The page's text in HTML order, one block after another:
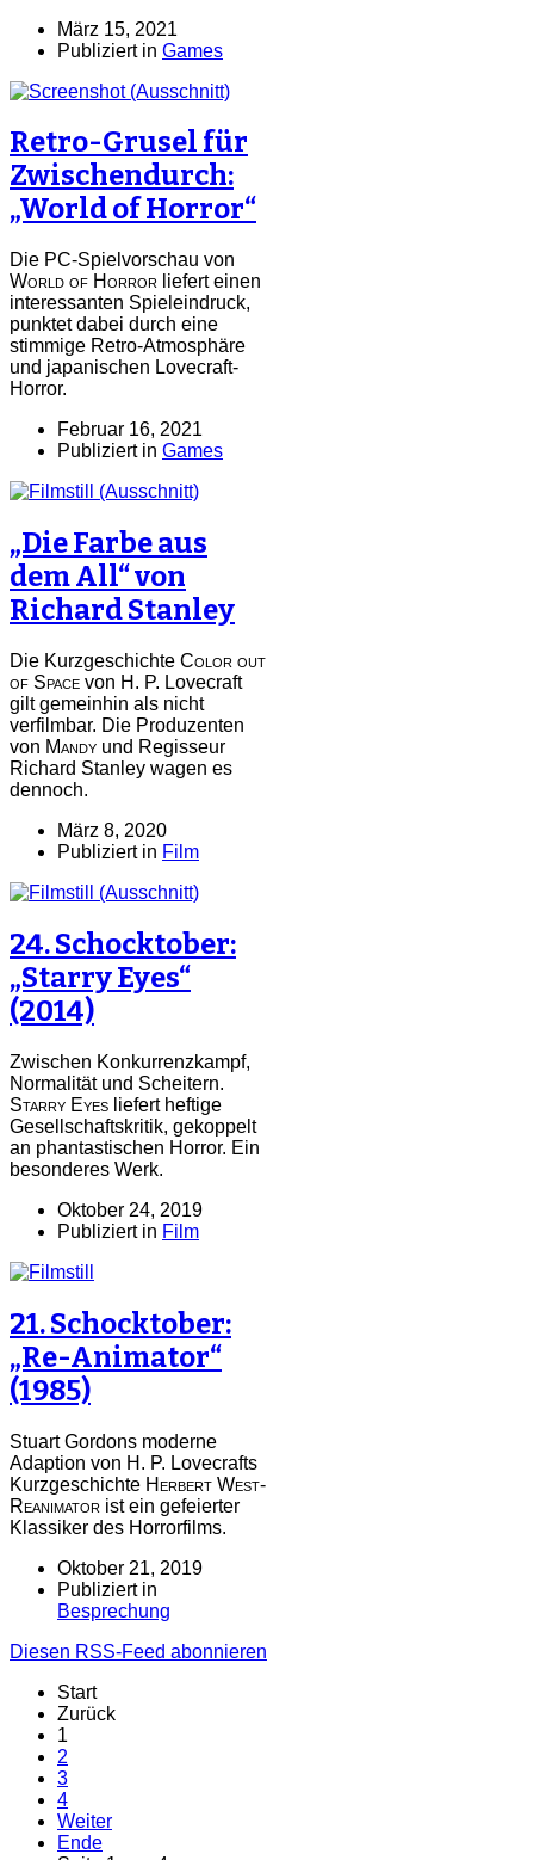
März 15, 2021
Publiziert in Games
Retro-Grusel für
Zwischendurch:
„World of Horror“
Die PC-Spielvorschau von
World of Horror liefert einen
interessanten Spieleindruck,
punktet dabei durch eine
stimmige Retro-Atmosphäre
und japanischen Lovecraft-
Horror.
Februar 16, 2021
Publiziert in Games
„Die Farbe aus
dem All“ von
Richard Stanley
Die Kurzgeschichte Color out
of Space von H. P. Lovecraft
gilt gemeinhin als nicht
verfilmbar. Die Produzenten
von Mandy und Regisseur
Richard Stanley wagen es
dennoch.
März 8, 2020
Publiziert in Film
24. Schocktober:
„Starry Eyes“
(2014)
Zwischen Konkurrenzkampf,
Normalität und Scheitern.
Starry Eyes liefert heftige
Gesellschaftskritik, gekoppelt
an phantastischen Horror. Ein
besonderes Werk.
Oktober 24, 2019
Publiziert in Film
21. Schocktober:
„Re-Animator“
(1985)
Stuart Gordons moderne
Adaption von H. P. Lovecrafts
Kurzgeschichte Herbert West-
Reanimator ist ein gefeierter
Klassiker des Horrorfilms.
Oktober 21, 2019
Publiziert in
Besprechung
Diesen RSS-Feed abonnieren
Start
Zurück
1
2
3
4
Weiter
Ende